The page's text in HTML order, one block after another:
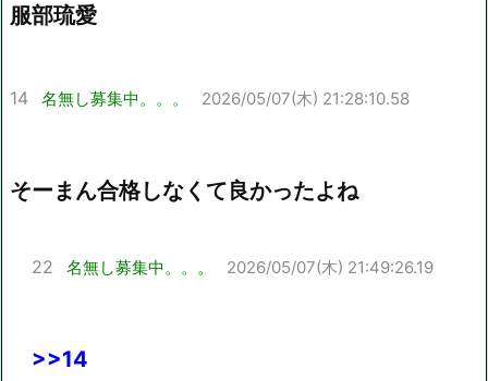
服部琉愛
14 名無し募集中。。。 2026/05/07(木) 21:28:10.58
そーまん合格しなくて良かったよね
22 名無し募集中。。。 2026/05/07(木) 21:49:26.19
>>14